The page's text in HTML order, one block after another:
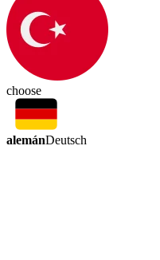
choose
alemánDeutsch